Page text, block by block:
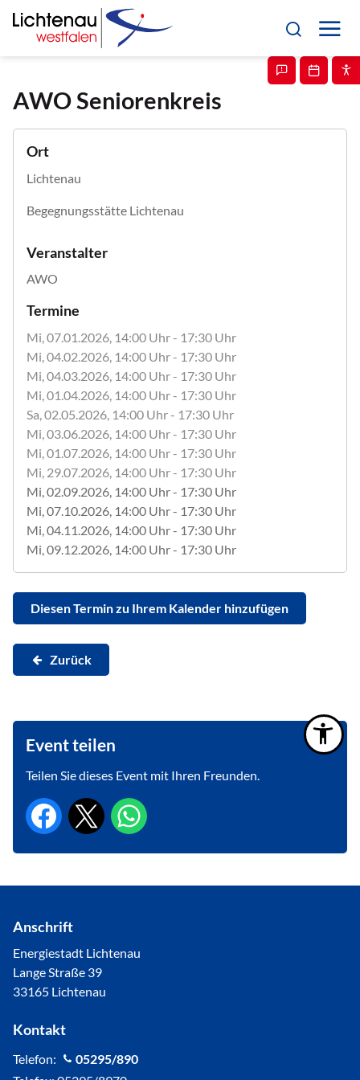
AWO Seniorenkreis
Ort
Lichtenau
Begegnungsstätte Lichtenau
Veranstalter
AWO
Termine
Mi, 07.01.2026 , 14:00 Uhr- 17:30 Uhr
Mi, 04.02.2026 , 14:00 Uhr- 17:30 Uhr
Mi, 04.03.2026 , 14:00 Uhr- 17:30 Uhr
Mi, 01.04.2026 , 14:00 Uhr- 17:30 Uhr
Sa, 02.05.2026 , 14:00 Uhr- 17:30 Uhr
Mi, 03.06.2026 , 14:00 Uhr- 17:30 Uhr
Mi, 01.07.2026 , 14:00 Uhr- 17:30 Uhr
Mi, 29.07.2026 , 14:00 Uhr- 17:30 Uhr
Mi, 02.09.2026 , 14:00 Uhr- 17:30 Uhr
Mi, 07.10.2026 , 14:00 Uhr- 17:30 Uhr
Mi, 04.11.2026 , 14:00 Uhr- 17:30 Uhr
Mi, 09.12.2026 , 14:00 Uhr- 17:30 Uhr
Diesen Termin zu Ihrem Kalender hinzufügen
Zurück
Event teilen
Teilen Sie dieses Event mit Ihren Freunden.
Anschrift
Energiestadt Lichtenau
Lange Straße 39
33165 Lichtenau
Kontakt
Telefon:
05295/890